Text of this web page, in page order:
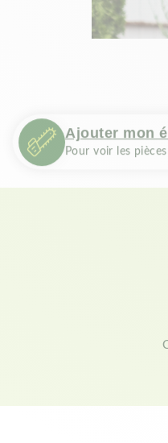
Ajouter mon
Pour voir les